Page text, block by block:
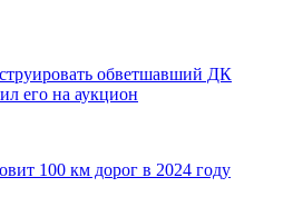
обветшавший ДК
его на аукцион
100 км дорог в 2024 году